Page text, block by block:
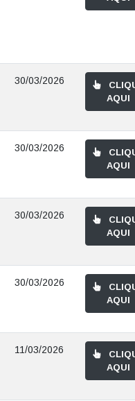
30/03/2026
AQUI
30/03/2026
AQUI
30/03/2026
AQUI
30/03/2026
AQUI
11/03/2026
AQUI